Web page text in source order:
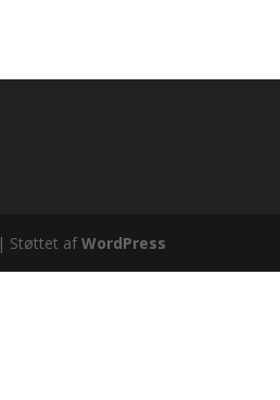
| Støttet afWordPress